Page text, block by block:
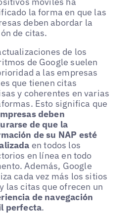
la forma en que las
deben abordar la
de citas.
de los
de Google suelen
a las empresas
que tienen citas
y coherentes en varias
Esto significa que
deben
de que la
de su NAP esté
en todos los
en línea en todo
Además, Google
cada vez más los sitios
las citas que ofrecen un
de navegación
perfecta.